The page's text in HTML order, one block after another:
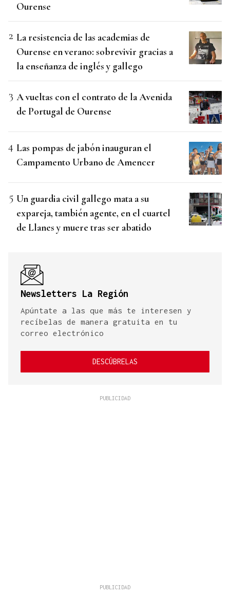
Ourense
La resistencia de las academias de
Ourense en verano: sobrevivir gracias a
la enseñanza de inglés y gallego
A vueltas con el contrato de la Avenida
de Portugal de Ourense
Las pompas de jabón inauguran el
Campamento Urbano de Amencer
Un guardia civil gallego mata a su
expareja, también agente, en el cuartel
de Llanes y muere tras ser abatido
Newsletters La Región
Apúntate a las que más te interesen y
recíbelas de manera gratuita en tu
correo electrónico
DESCÚBRELAS